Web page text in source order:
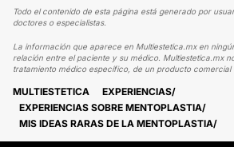
Todo el contenido de esta página está generado por
doctores o especialistas.
La información que aparece en Multiestetica.mx en
relación entre el paciente y su médico. Multiestetica.mx
tratamiento médico específico, de un producto comercial
MULTIESTETICA
EXPERIENCIAS
EXPERIENCIAS SOBRE MENTOPLASTIA
MIS IDEAS RARAS DE LA MENTOPLASTIA